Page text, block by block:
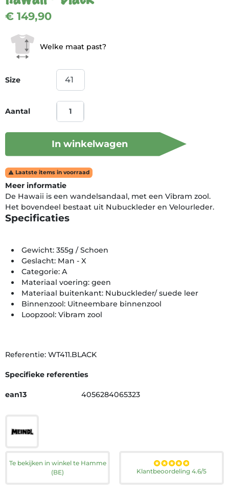
€ 149,90
Size
Welke maat past?
Aantal
In winkelwagen
 Laatste items in voorraad
Meer informatie
De Hawaii is een wandelsandaal, met een Vibram zool.
Het bovendeel bestaat uit Nubuckleder en Velourleder.
Specificaties
Gewicht: 355g / Schoen
Geslacht: Man - X
Categorie: A
Materiaal voering: geen
Materiaal buitenkant: Nubuckleder/ suede leer
Binnenzool: Uitneembare binnenzool
Loopzool: Vibram zool
Referentie: WT411.BLACK
Specifieke referenties
ean13 4056284065323
Te bekijken in winkel te Hamme
(BE)
Klantbeoordeling 4.6/5